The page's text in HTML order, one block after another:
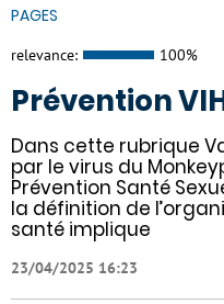
PAGES
relevance: 100%
Prévention
Dans cette rubrique
par le virus du
Prévention Santé
la définition de
santé implique
23/04/2025 16:23